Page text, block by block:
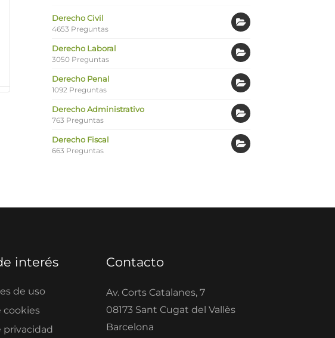
Derecho Civil
4653 Preguntas
Derecho Laboral
3050 Preguntas
Derecho Penal
1092 Preguntas
Derecho Administrativo
763 Preguntas
Derecho Fiscal
663 Preguntas
interés
de uso
cookies
privacidad
Contacto
Av. Corts Catalanes, 7
08173 Sant Cugat del Vallès
Barcelona